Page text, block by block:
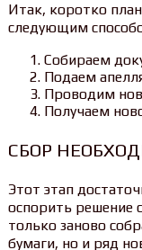
Итак, коротко
следующим
Собираем
Подаем
Проводим
Получаем
СБОР
Этот этап
оспорить решение
только заново
бумаги, но и ряд